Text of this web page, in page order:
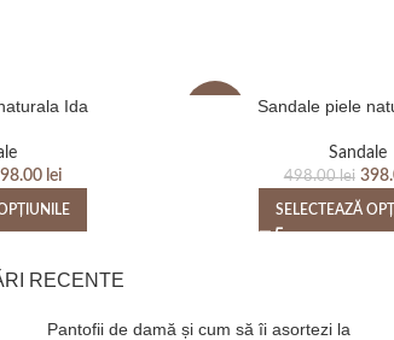
Ida
lei
Sandale piele
Sandale
498.00lei
SELECTEAZĂ
RECENTE
Pantofii de damă și cum să îi asortezi la